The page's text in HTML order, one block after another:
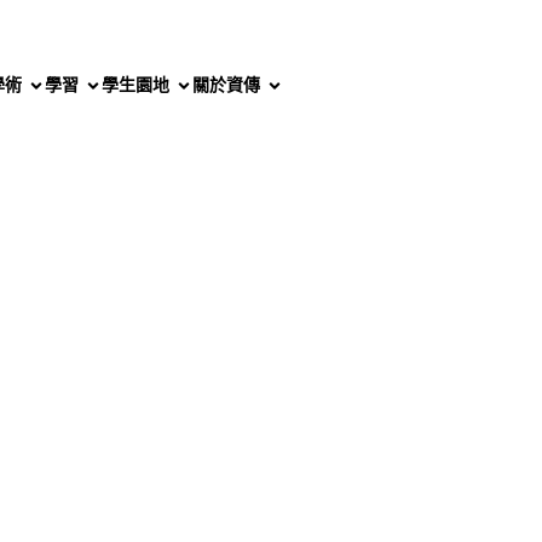
術 學習 學生園地 關於資傳